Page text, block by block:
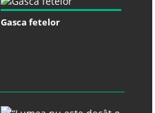
Gasca fetelor